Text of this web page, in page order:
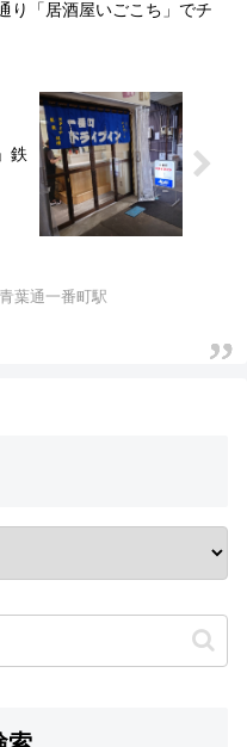
り「居酒屋いごこち」でチ
鉄
青葉通一番町駅